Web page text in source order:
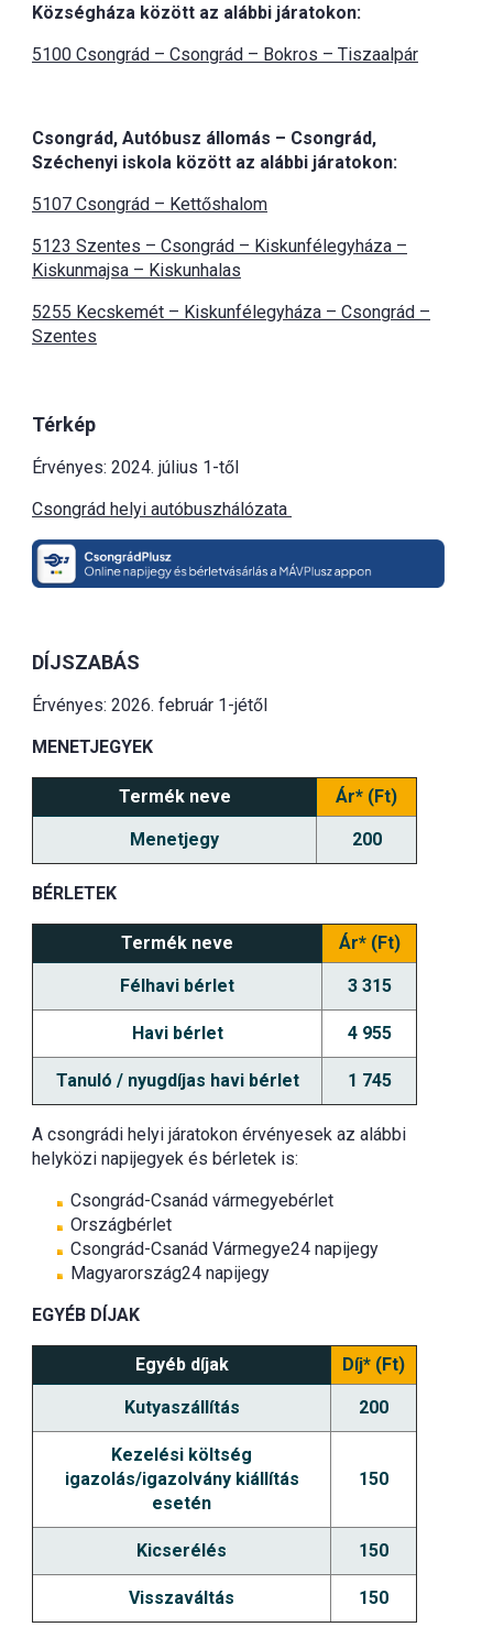
Községháza között az alábbi járatokon:
5100 Csongrád – Csongrád – Bokros – Tiszaalpár
Csongrád, Autóbusz állomás – Csongrád,
Széchenyi iskola között az alábbi járatokon:
5107 Csongrád – Kettőshalom
5123 Szentes – Csongrád – Kiskunfélegyháza –
Kiskunmajsa – Kiskunhalas
5255 Kecskemét – Kiskunfélegyháza – Csongrád –
Szentes
Térkép
Érvényes: 2024. július 1-től
Csongrád helyi autóbuszhálózata
DÍJSZABÁS
Érvényes: 2026. február 1-jétől
MENETJEGYEK
Termék neve Ár* (Ft)
Menetjegy 200
BÉRLETEK
Termék neve Ár* (Ft)
Félhavi bérlet 3 315
Havi bérlet 4 955
Tanuló / nyugdíjas havi bérlet 1 745
A csongrádi helyi járatokon érvényesek az alábbi
helyközi napijegyek és bérletek is:
Csongrád-Csanád vármegyebérlet
Országbérlet
Csongrád-Csanád Vármegye24 napijegy
Magyarország24 napijegy
EGYÉB DÍJAK
Egyéb díjak Díj* (Ft)
Kutyaszállítás 200
Kezelési költség
igazolás/igazolvány kiállítás
esetén
150
Kicserélés 150
Visszaváltás 150